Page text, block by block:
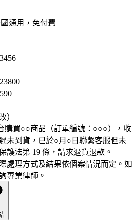
通用，免付費
）
購買○○商品（訂單編號：○○○），收
未到貨，已於○月○日聯繫客服但未
護法第 19 條，請求退貨退款。
處理方式及結果依個案情況而定。如
專業律師。